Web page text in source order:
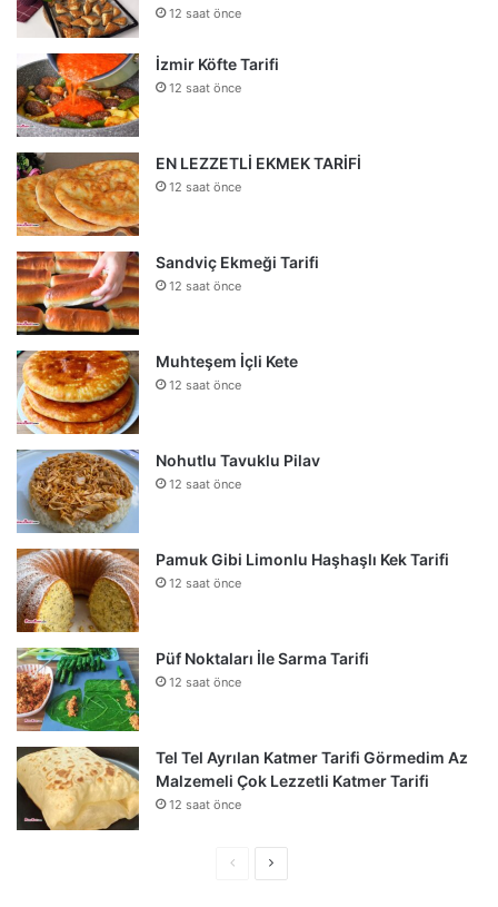
12 saat önce
İzmir Köfte Tarifi
12 saat önce
EN LEZZETLİ EKMEK TARİFİ
12 saat önce
Sandviç Ekmeği Tarifi
12 saat önce
Muhteşem İçli Kete
12 saat önce
Nohutlu Tavuklu Pilav
12 saat önce
Pamuk Gibi Limonlu Haşhaşlı Kek Tarifi
12 saat önce
Püf Noktaları İle Sarma Tarifi
12 saat önce
Tel Tel Ayrılan Katmer Tarifi Görmedim Az
Malzemeli Çok Lezzetli Katmer Tarifi
12 saat önce
ÖncekiSonraki